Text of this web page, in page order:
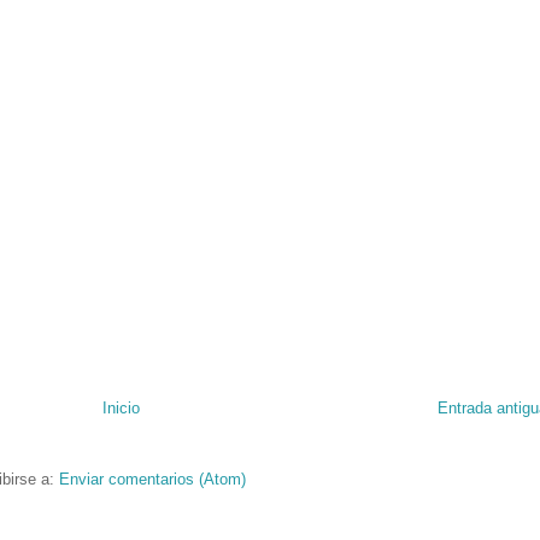
Entrada
Inicio
a: Enviar comentarios (Atom)